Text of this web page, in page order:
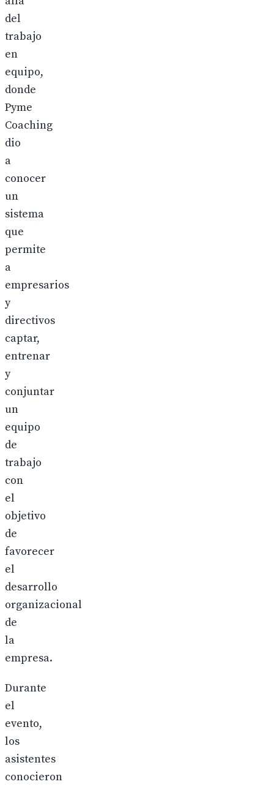
del
trabajo
en
equipo,
donde
Pyme
Coaching
dio
a
conocer
un
sistema
que
permite
a
empresarios
y
directivos
captar,
entrenar
y
conjuntar
un
equipo
de
trabajo
con
el
objetivo
de
favorecer
el
desarrollo
organizacional
de
la
empresa.
Durante
el
evento,
los
asistentes
conocieron